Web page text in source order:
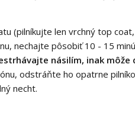
(pilníkujte len vrchný top
nechajte pôsobiť 10 - 15
násilím, inak
odstráňte ho opatrne
necht.